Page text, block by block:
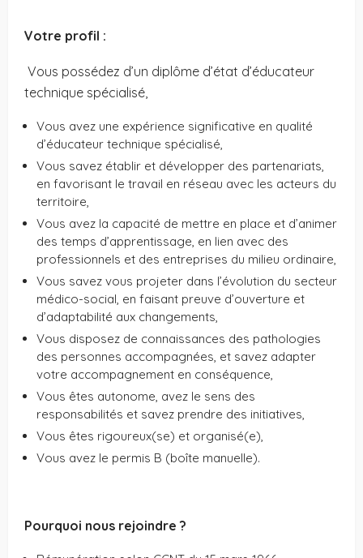
Votre profil :
Vous possédez d’un diplôme d’état d’éducateur
technique spécialisé,
Vous avez une expérience significative en qualité
d’éducateur technique spécialisé,
Vous savez établir et développer des partenariats,
en favorisant le travail en réseau avec les acteurs du
territoire,
Vous avez la capacité de mettre en place et d’animer
des temps d’apprentissage, en lien avec des
professionnels et des entreprises du milieu ordinaire,
Vous savez vous projeter dans l’évolution du secteur
médico-social, en faisant preuve d’ouverture et
d’adaptabilité aux changements,
Vous disposez de connaissances des pathologies
des personnes accompagnées, et savez adapter
votre accompagnement en conséquence,
Vous êtes autonome, avez le sens des
responsabilités et savez prendre des initiatives,
Vous êtes rigoureux(se) et organisé(e),
Vous avez le permis B (boîte manuelle).
Pourquoi nous rejoindre ?